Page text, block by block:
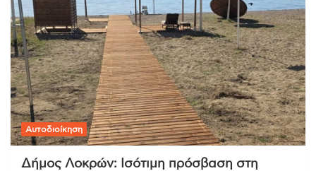
Αυτοδιοίκηση
Δήμος Λοκρών: Ισότιμη πρόσβαση στη